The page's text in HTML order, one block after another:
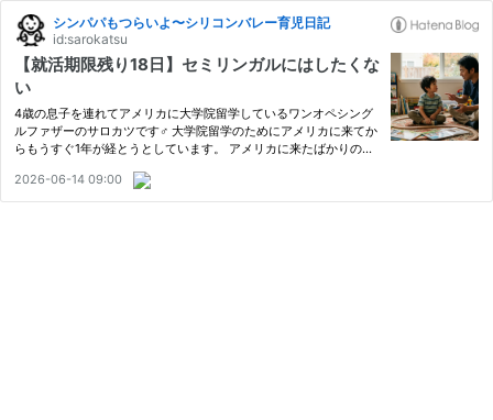
シンパパもつらいよ〜シリコンバレー育児日記
id:sarokatsu
【就活期限残り18日】セミリンガルにはしたくな
い
4歳の息子を連れてアメリカに大学院留学しているワンオペシング
ルファザーのサロカツです‍♂️ 大学院留学のためにアメリカに来てか
らもうすぐ1年が経とうとしています。 アメリカに来たばかりの頃
置かれて、英語のレベルが日本語にほぼ追いついてきました。 …
2026-06-14 09:00